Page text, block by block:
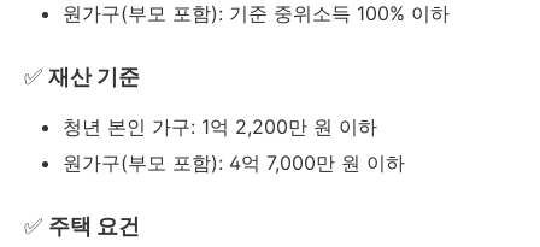
원가구(부모 포함): 기준 중위소득 100% 이하
✅ 재산 기준
청년 본인 가구: 1억 2,200만 원 이하
원가구(부모 포함): 4억 7,000만 원 이하
✅ 주택 요건